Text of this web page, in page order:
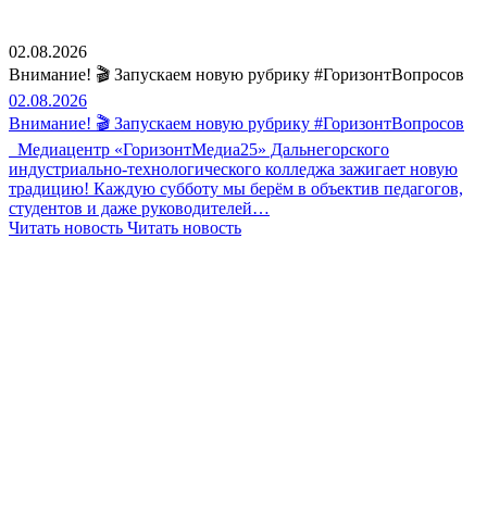
02.08.2026
Внимание! 🎬 Запускаем новую рубрику #ГоризонтВопросов
02.08.2026
Внимание! 🎬 Запускаем новую рубрику #ГоризонтВопросов
Медиацентр «ГоризонтМедиа25» Дальнегорского
индустриально-технологического колледжа зажигает новую
традицию! Каждую субботу мы берём в объектив педагогов,
студентов и даже руководителей…
Читать новость Читать новость